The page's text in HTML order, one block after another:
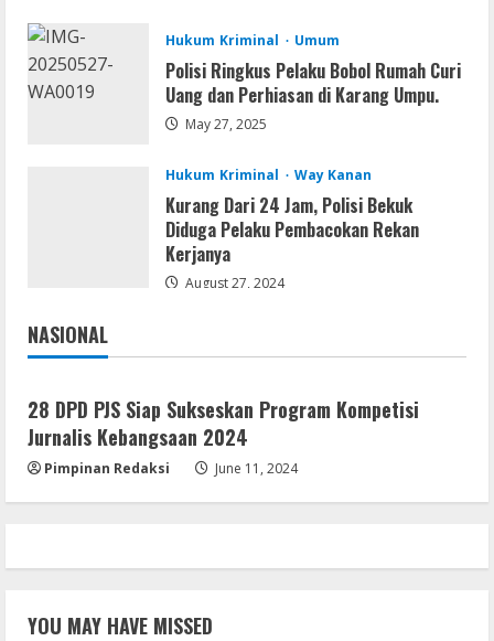
VL
Microsoft 365 Home & Business With
Crack English (To𝚛𝚛еnt)
Serialers
Microsoft Office 2021 Crack + License
Key [Latest] x64 Windows 10
5
Office 2021 Lite Without Registration
August 5, 2026
Hukum Kriminal Umum
Polisi Ringkus Pelaku Bobol Rumah Curi
Uang dan Perhiasan di Karang Umpu.
May 27, 2025
Hukum Kriminal Way Kanan
Kurang Dari 24 Jam, Polisi Bekuk
Diduga Pelaku Pembacokan Rekan
Kerjanya
August 27, 2024
NASIONAL
Jakarta
28 DPD PJS Siap Sukseskan Program Kompetisi
Jurnalis Kebangsaan 2024
Pimpinan Redaksi June 11, 2024
YOU MAY HAVE MISSED